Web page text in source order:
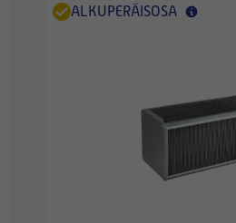
ALKUPERÄISOSA